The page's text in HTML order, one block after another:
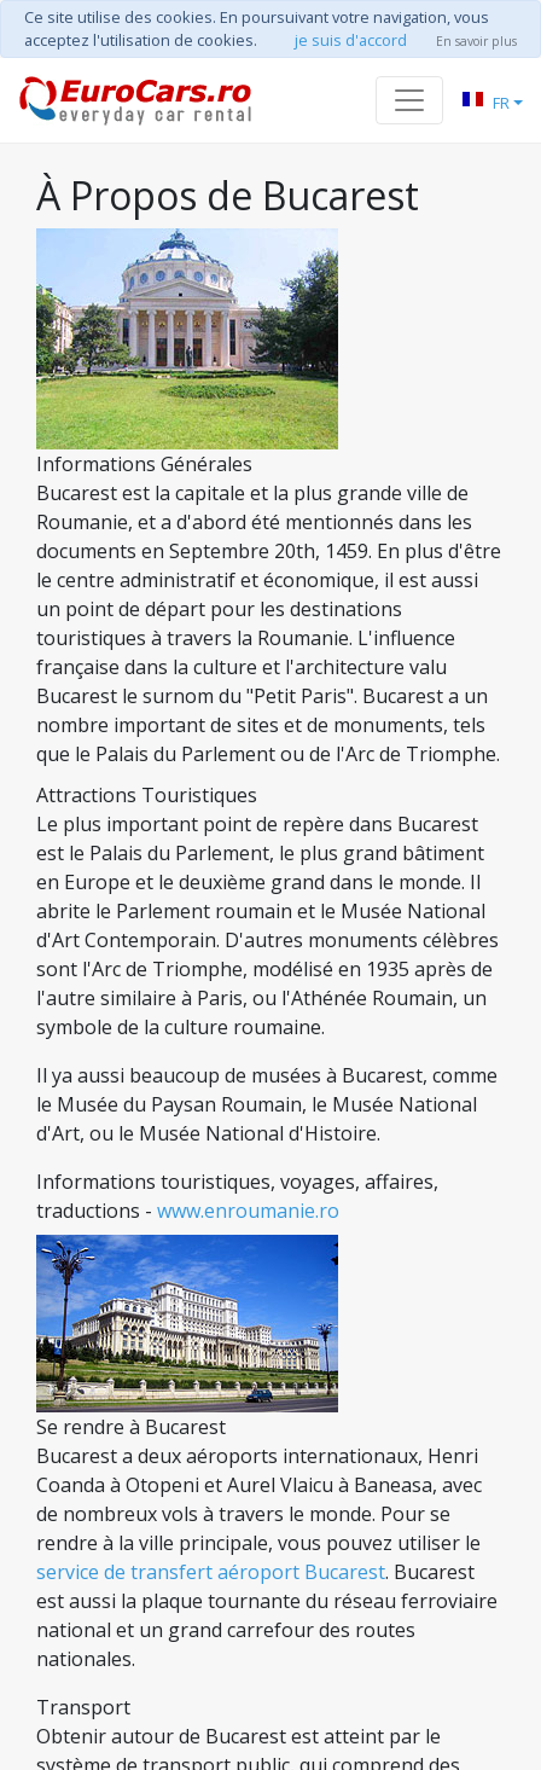
Ce site utilise des cookies. En poursuivant votre navigation, vous
acceptez l'utilisation de cookies.
je suis d'accord En savoir plus
FR
À Propos de Bucarest
Informations Générales
Bucarest est la capitale et la plus grande ville de
Roumanie, et a d'abord été mentionnés dans les
documents en Septembre 20th, 1459. En plus d'être
le centre administratif et économique, il est aussi
un point de départ pour les destinations
touristiques à travers la Roumanie. L'influence
française dans la culture et l'architecture valu
Bucarest le surnom du "Petit Paris". Bucarest a un
nombre important de sites et de monuments, tels
que le Palais du Parlement ou de l'Arc de Triomphe.
Attractions Touristiques
Le plus important point de repère dans Bucarest
est le Palais du Parlement, le plus grand bâtiment
en Europe et le deuxième grand dans le monde. Il
abrite le Parlement roumain et le Musée National
d'Art Contemporain. D'autres monuments célèbres
sont l'Arc de Triomphe, modélisé en 1935 après de
l'autre similaire à Paris, ou l'Athénée Roumain, un
symbole de la culture roumaine.
Il ya aussi beaucoup de musées à Bucarest, comme
le Musée du Paysan Roumain, le Musée National
d'Art, ou le Musée National d'Histoire.
Informations touristiques, voyages, affaires,
traductions - www.enroumanie.ro
Se rendre à Bucarest
Bucarest a deux aéroports internationaux, Henri
Coanda à Otopeni et Aurel Vlaicu à Baneasa, avec
de nombreux vols à travers le monde. Pour se
rendre à la ville principale, vous pouvez utiliser le
service de transfert aéroport Bucarest. Bucarest
est aussi la plaque tournante du réseau ferroviaire
national et un grand carrefour des routes
nationales.
Transport
Obtenir autour de Bucarest est atteint par le